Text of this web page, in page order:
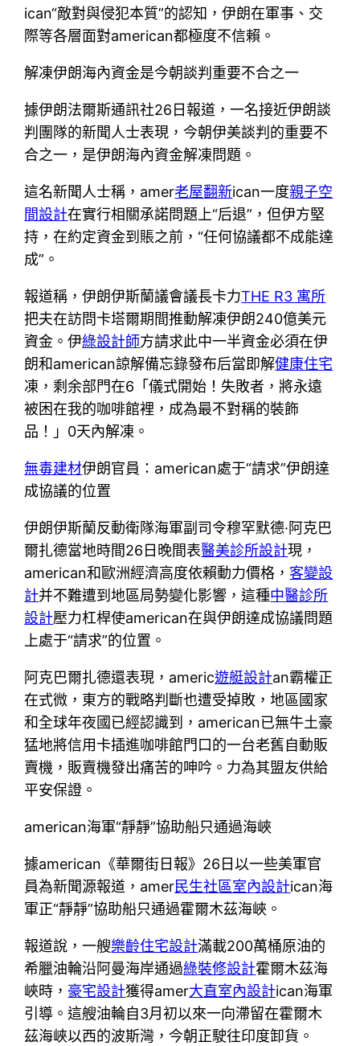
ican“敵對與侵犯本質”的認知，伊朗在軍事、交
際等各層面對american都極度不信賴。
解凍伊朗海內資金是今朝談判重要不合之一
據伊朗法爾斯通訊社26日報道，一名接近伊朗談
判團隊的新聞人士表現，今朝伊美談判的重要不
合之一，是伊朗海內資金解凍問題。
這名新聞人士稱，amer老屋翻新ican一度親子空
間設計在實行相關承諾問題上“后退”，但伊方堅
持，在約定資金到賬之前，“任何協議都不成能達
成”。
報道稱，伊朗伊斯蘭議會議長卡力THE R3 寓所
把夫在訪問卡塔爾期間推動解凍伊朗240億美元
資金。伊綠設計師方請求此中一半資金必須在伊
朗和american諒解備忘錄發布后當即解健康住宅
凍，剩余部門在6「儀式開始！失敗者，將永遠
被困在我的咖啡館裡，成為最不對稱的裝飾
品！」0天內解凍。
無毒建材伊朗官員：american處于“請求”伊朗達
成協議的位置
伊朗伊斯蘭反動衛隊海軍副司令穆罕默德·阿克巴
爾扎德當地時間26日晚間表醫美診所設計現，
american和歐洲經濟高度依賴動力價格，客變設
計并不難遭到地區局勢變化影響，這種中醫診所
設計壓力杠桿使american在與伊朗達成協議問題
上處于“請求”的位置。
阿克巴爾扎德還表現，americ遊艇設計an霸權正
在式微，東方的戰略判斷也遭受掉敗，地區國家
和全球年夜國已經認識到，american已無牛土豪
猛地將信用卡插進咖啡館門口的一台老舊自動販
賣機，販賣機發出痛苦的呻吟。力為其盟友供給
平安保證。
american海軍“靜靜”協助船只通過海峽
據american《華爾街日報》26日以一些美軍官
員為新聞源報道，amer民生社區室內設計ican海
軍正“靜靜”協助船只通過霍爾木茲海峽。
報道說，一艘樂齡住宅設計滿載200萬桶原油的
希臘油輪沿阿曼海岸通過綠裝修設計霍爾木茲海
峽時， 豪宅設計獲得amer大直室內設計ican海軍
引導。這艘油輪自3月初以來一向滯留在霍爾木
茲海峽以西的波斯灣，今朝正駛往印度卸貨。